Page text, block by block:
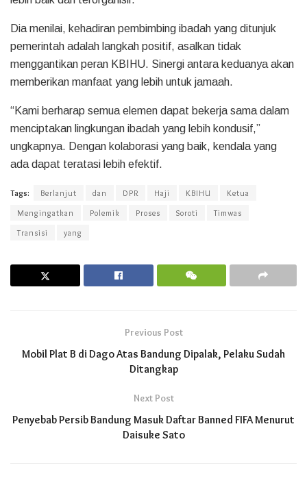
Dia menilai, kehadiran pembimbing ibadah yang ditunjuk
pemerintah adalah langkah positif, asalkan tidak
menggantikan peran KBIHU. Sinergi antara keduanya akan
memberikan manfaat yang lebih untuk jamaah.
“Kami berharap semua elemen dapat bekerja sama dalam
menciptakan lingkungan ibadah yang lebih kondusif,”
ungkapnya. Dengan kolaborasi yang baik, kendala yang
ada dapat teratasi lebih efektif.
Tags: Berlanjut dan DPR Haji KBIHU
Ketua
Mengingatkan
Polemik Proses Soroti
Timwas
Transisi
yang
Previous Post
Mobil Plat B di Dago Atas Bandung Dipalak, Pelaku Sudah
Ditangkap
Next Post
Penyebab Persib Bandung Masuk Daftar Banned FIFA Menurut
Daisuke Sato